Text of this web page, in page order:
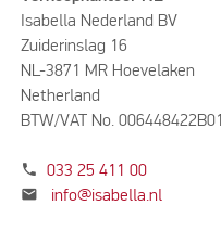
Isabella Nederland BV
Zuiderinslag 16
NL-3871 MR Hoevelaken
Netherland
BTW/VAT No. 006448422B01
phone 033 25 411 00
mail info@isabella.nl